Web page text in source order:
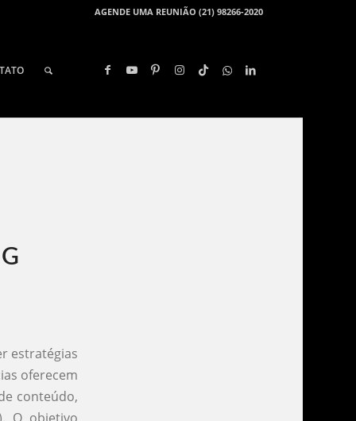
AGENDE UMA REUNIÃO (21) 98266-2020
estratégias
oferecem
conteúdo,